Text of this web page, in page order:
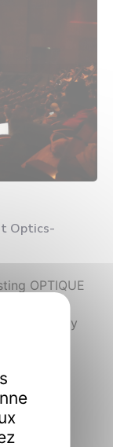
Optics-
OPTIQUE
by
Dijon
and
230 […]